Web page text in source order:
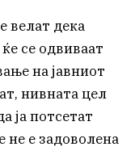
велат дека
се одвиваат
на јавниот
нивната цел
ја потсетат
не е задоволена